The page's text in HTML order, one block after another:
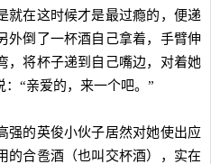
在这时候才是最过瘾的，便递
外倒了一杯酒自己拿着，手臂伸
，将杯子递到自己嘴边，对着她
“亲爱的，来一个吧。”
的英俊小伙子居然对她使出应
的合卺酒（也叫交杯酒），实在